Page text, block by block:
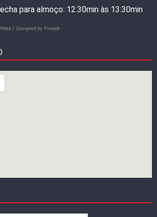
para almoço: 12:30min às 13:30min
/ Designed by Freepik